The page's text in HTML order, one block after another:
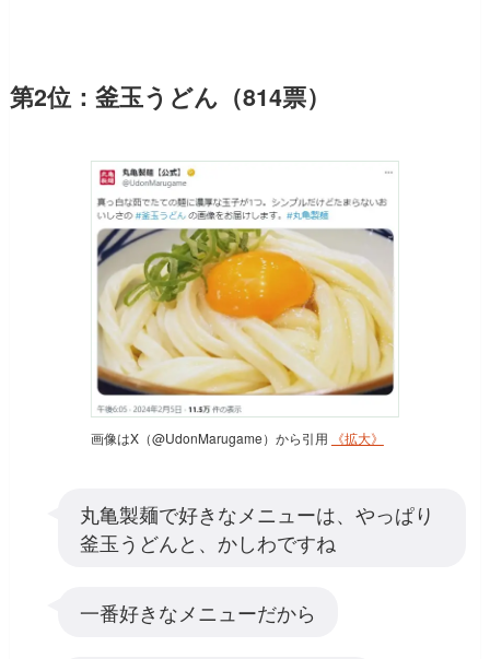
第2位：釜玉うどん（814票）
画像はX（@UdonMarugame）から引用 《拡大》
丸亀製麺で好きなメニューは、やっぱり
釜玉うどんと、かしわですね
一番好きなメニューだから